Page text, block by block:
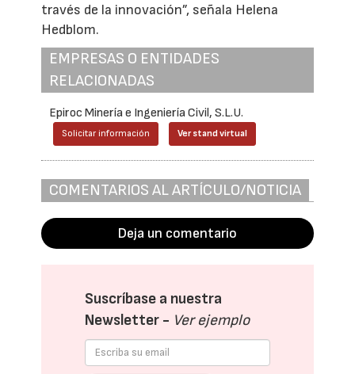
través de la innovación”, señala Helena
Hedblom.
EMPRESAS O ENTIDADES
RELACIONADAS
Epiroc Minería e Ingeniería Civil, S.L.U.
Solicitar información Ver stand virtual
COMENTARIOS AL ARTÍCULO/NOTICIA
Deja un comentario
Suscríbase a nuestra
Newsletter - Ver ejemplo